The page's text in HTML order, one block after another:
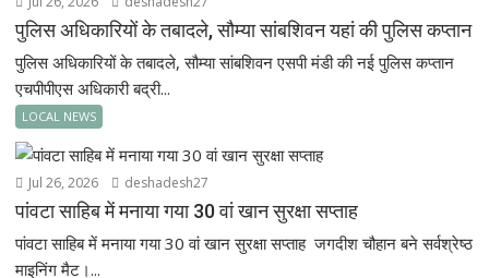
पुलिस अधिकारियों के तबादले, सौम्या सांबशिवन यहां की पुलिस कप्तान
पुलिस अधिकारियों के तबादले, सौम्या सांबशिवन एसपी मंडी की नई पुलिस कप्तान
एचपीपीएस अधिकारी बद्री...
LOCAL NEWS
Jul 26, 2026 deshadesh27
पांवटा साहिब में मनाया गया 30 वां खान सुरक्षा सप्ताह
पांवटा साहिब में मनाया गया 30 वां खान सुरक्षा सप्ताह जगदीश चौहान बने सर्वश्रेष्ठ
माइनिंग मैट।...